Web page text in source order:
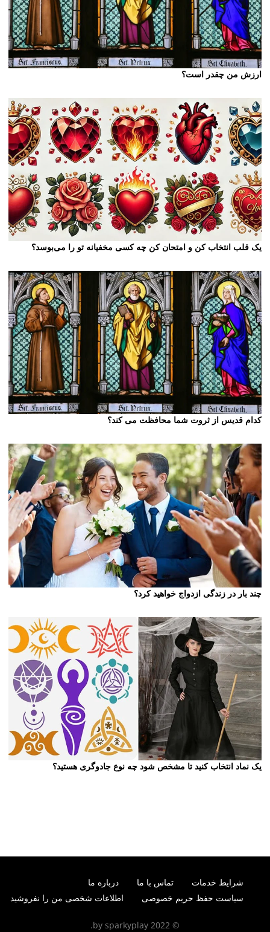
ارزش من چقدر است؟
یک قلب انتخاب کن و امتحان کن چه کسی مخفیانه تو را می‌بوسد؟
کدام قدیس از ثروت شما محافظت می کند؟
چند بار در زندگی ازدواج خواهید کرد؟
یک نماد انتخاب کنید تا مشخص شود چه نوع جادوگری هستید؟
شرایط خدمات تماس با ما
درباره ما
سیاست حفظ حریم خصوصی
اطلاعات شخصی من را نفروشید
© 2022 by sparkyplay.